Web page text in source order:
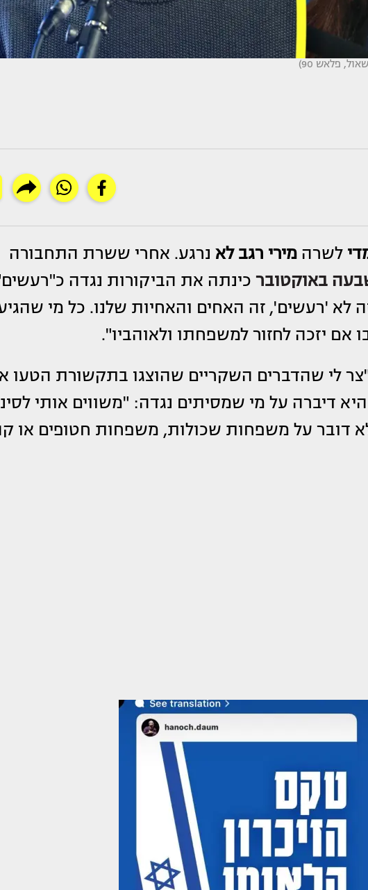
פלאש 90)
לשרהמירי רגב לא נרגע. אחרי ששרת התחבורה
באוקטובר כינתה את הביקורות נגדה
לא 'רעשים', זה האחים והאחיות שלנו. כל מי
לי שהדברים השקריים שהוצגו בתקשורת הטעו
דיברה על מי שמסיתים נגדה: "משווים אותי
דובר על משפחות שכולות, משפחות חטופים או